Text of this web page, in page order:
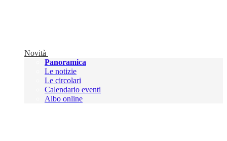
Novità
Panoramica
Le notizie
Le circolari
Calendario eventi
Albo online